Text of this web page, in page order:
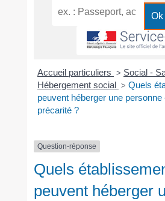
Accueil particuliers > Social -
Hébergement social > Quels
peuvent héberger une personne
précarité ?
Question-réponse
Quels
peuvent héberger